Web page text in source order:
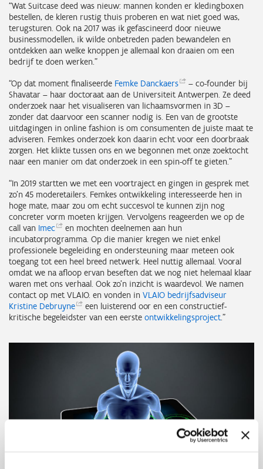
“Wat Suitcase deed was nieuw: mannen konden er kledingboxen
bestellen, de kleren rustig thuis proberen en wat niet goed was,
terugsturen. Ook na 2017 was ik gefascineerd door nieuwe
businessmodellen, ik wilde onbetreden paden bewandelen en
ontdekken aan welke knoppen je allemaal kon draaien om een
bedrijf te doen werken.”
“Op dat moment finaliseerde Femke Danckaers
– co-founder bij
Shavatar – haar doctoraat aan de Universiteit Antwerpen. Ze deed
onderzoek naar het visualiseren van lichaamsvormen in 3D –
zonder dat daarvoor een scanner nodig is. Een van de grootste
uitdagingen in online fashion is om consumenten de juiste maat te
adviseren. Femkes onderzoek kon daarin echt voor een doorbraak
zorgen. Het klikte tussen ons en we begonnen met onze zoektocht
naar een manier om dat onderzoek in een spin-off te gieten.”
“In 2019 startten we met een voortraject en gingen in gesprek met
zo’n 45 moderetailers. Femkes ontwikkeling interesseerde hen in
hoge mate, maar zou om echt succesvol te kunnen zijn nog
concreter vorm moeten krijgen. Vervolgens reageerden we op de
call van Imec
en mochten deelnemen aan hun
incubatorprogramma. Op die manier kregen we niet enkel
professionele begeleiding en ondersteuning maar meteen ook
toegang tot een heel breed netwerk. Heel nuttig allemaal. Vooral
omdat we na afloop ervan beseften dat we nog niet helemaal klaar
waren met ons verhaal. Ook zo’n inzicht is waardevol. We namen
contact op met VLAIO. en vonden in VLAIO bedrijfsadviseur
Kristine Debruyne
een luisterend oor en een constructief-
kritische begeleidster van een eerste ontwikkelingsproject.”